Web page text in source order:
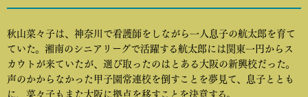
秋山菜々子は、神奈川で看護師をしながら一人息子の航太郎を育て
ていた。湘南のシニアリーグで活躍する航太郎には関東一円からス
カウトが来ていたが、選び取ったのはとある大阪の新興校だった。
声のかからなかった甲子園常連校を倒すことを夢見て、息子ととも
に、菜々子もまた大阪に拠点を移すことを決意する。